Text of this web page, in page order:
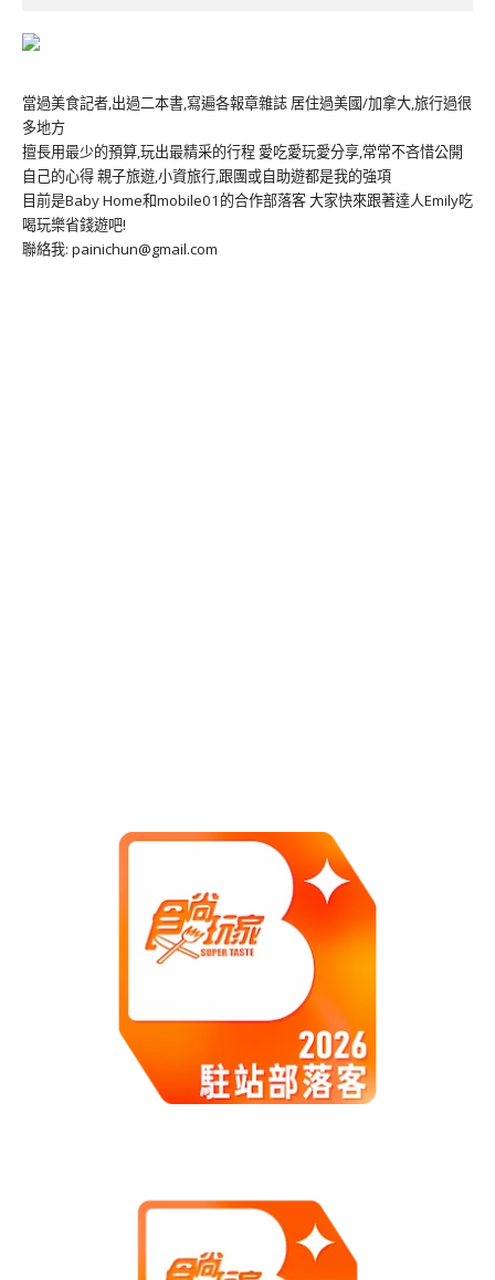
當過美食記者,出過二本書,寫遍各報章雜誌 居住過美國/加拿大,旅行過很
多地方
擅長用最少的預算,玩出最精采的行程 愛吃愛玩愛分享,常常不吝惜公開
自己的心得 親子旅遊,小資旅行,跟團或自助遊都是我的強項
目前是Baby Home和mobile01的合作部落客 大家快來跟著達人Emily吃
喝玩樂省錢遊吧!
聯絡我: painichun@gmail.com